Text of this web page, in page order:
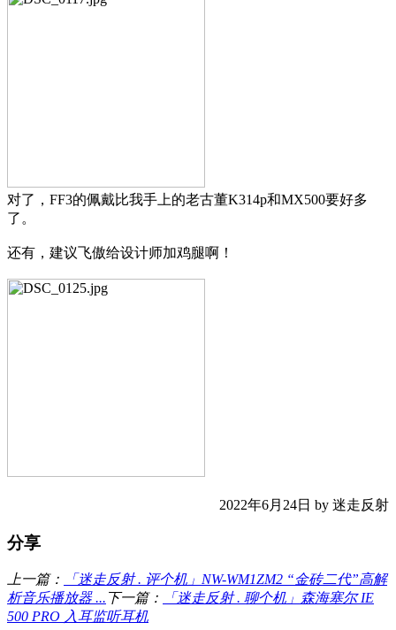
对了，FF3的佩戴比我手上的老古董K314p和MX500要好多
了。
还有，建议飞傲给设计师加鸡腿啊！
2022年6月24日 by 迷走反射
分享
上一篇：
「迷走反射 . 评个机」NW-WM1ZM2 “金砖二代”高解
析音乐播放器 ... 下一篇：
「迷走反射 . 聊个机」森海塞尔 IE
500 PRO 入耳监听耳机